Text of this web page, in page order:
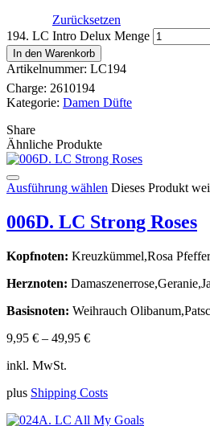
Zurücksetzen
194. LC Intro Delux Menge
In den Warenkorb
Artikelnummer: LC194
Charge: 2610194
Kategorie: Damen Düfte
Share
Ähnliche Produkte
Ausführung wählen Dieses Produkt
006D. LC Strong Roses
Kopfnoten: Kreuzkümmel,Rosa
Herznoten:
Basisnoten: Weihrauch
9,95 € – 49,95 €
inkl. MwSt.
plus Shipping Costs